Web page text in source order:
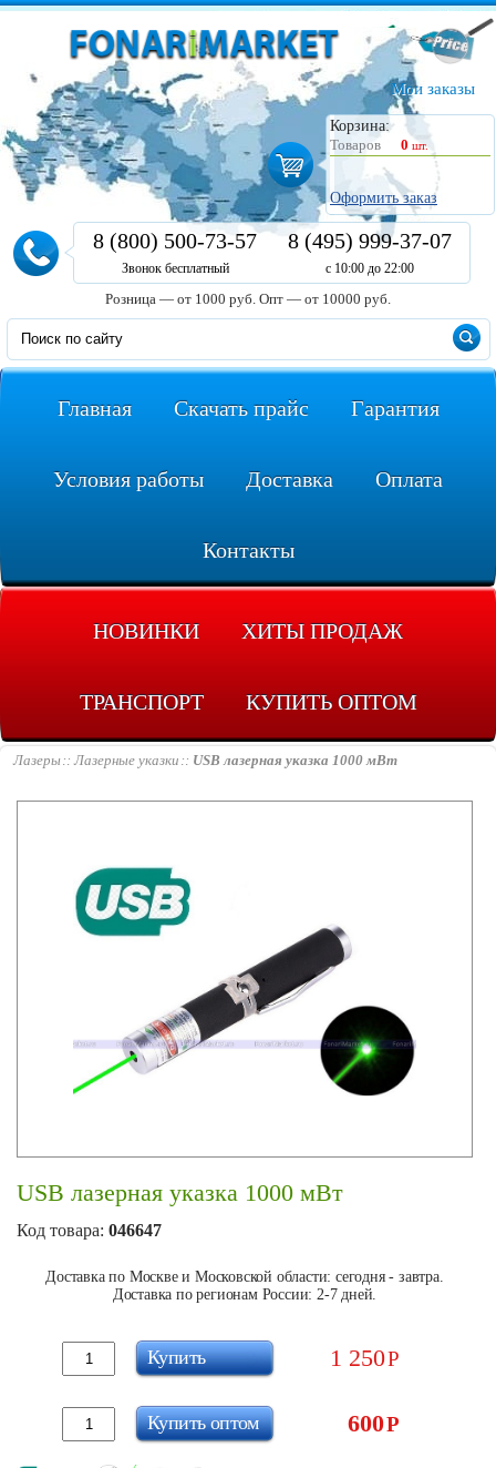
Мои заказы
Корзина:
Товаров
0 шт.
Оформить заказ
8 (800) 500-73-57
Звонок бесплатный
8 (495) 999-37-07
с 10:00 до 22:00
Розница — от 1000 руб. Опт — от 10000 руб.
Главная Скачать прайс Гарантия
Условия работы Доставка Оплата
Контакты
НОВИНКИ ХИТЫ ПРОДАЖ
ТРАНСПОРТ КУПИТЬ ОПТОМ
Лазеры Лазерные указки USB лазерная указка 1000 мВт
USB лазерная указка 1000 мВт
Код товара: 046647
Доставка по Москве и Московской области: сегодня - завтра.
Доставка по регионам России: 2-7 дней.
1 250Р
Купить
600Р
Купить оптом